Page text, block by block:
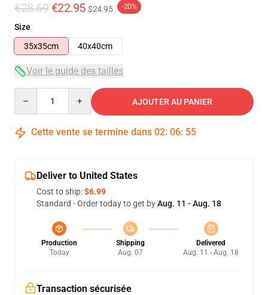
€28.69 €22.95 $24.95 -20%
Size
35x35cm
40x40cm
Voir le guide des tailles
AJOUTER AU PANIER
Cette vente se termine dans 02: 06: 54
Deliver to United States
Cost to ship:$6.99
Standard - Order today to get byAug. 11 - Aug. 18
Production
Today
Shipping
Aug. 07
Delivered
Aug. 11 - Aug. 18
Transaction sécurisée